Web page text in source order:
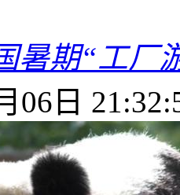
暑期“工厂
06日